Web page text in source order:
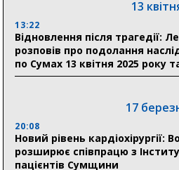
«Укрексімбанк» припиняє
людям
11:00
Артем Кобзар вручив родинам
19:38
Сумська клінічна лікарня
13
13:22
Відновлення після трагедії:
розповів про подолання
по Сумах 13 квітня 2025 року
17
20:08
Новий рівень кардіохірургії:
розширює співпрацю з
пацієнтів Сумщини